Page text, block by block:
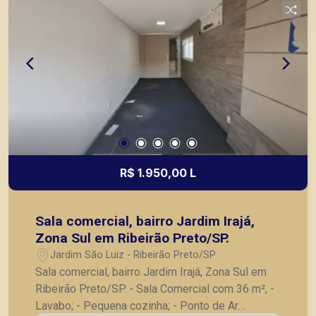
atender seus clientes com agilidade e segurança,
em locação, vendas de imóveis prontos, usados
ou mesmo nos principais lançamentos da cidade
R$ 1.950,00 L
Sala comercial, bairro Jardim Irajá,
Zona Sul em Ribeirão Preto/SP.
Jardim São Luiz - Ribeirão Preto/SP
Sala comercial, bairro Jardim Irajá, Zona Sul em
Ribeirão Preto/SP. - Sala Comercial com 36 m², -
Lavabo; - Pequena cozinha; - Ponto de Ar